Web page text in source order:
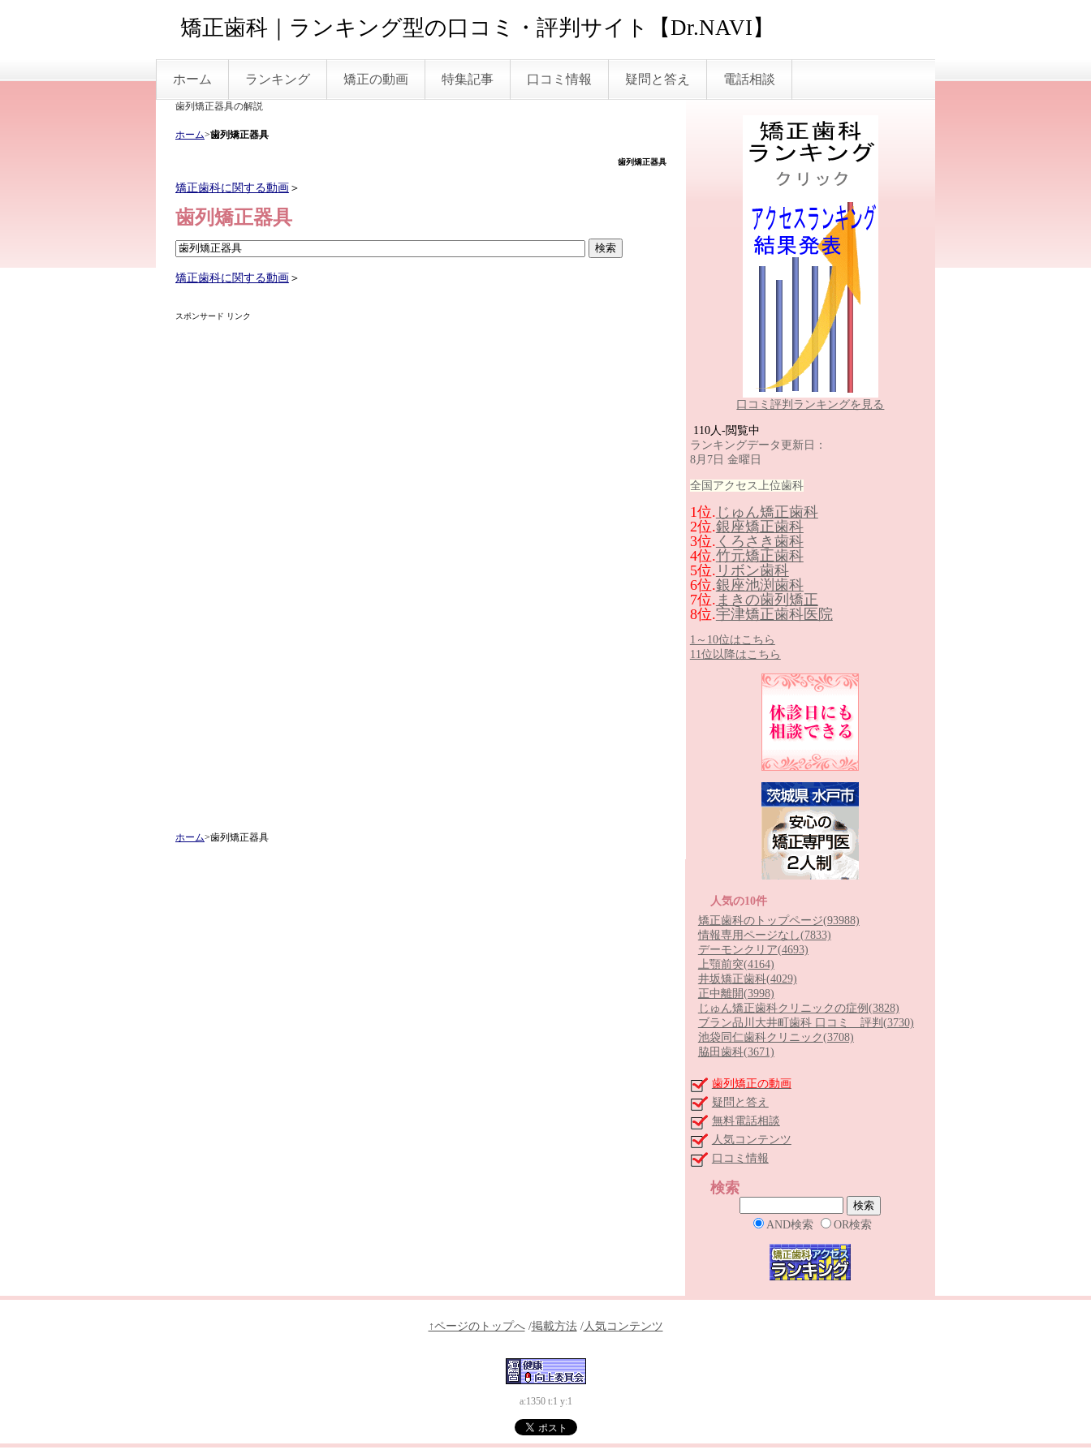
矯正歯科｜ランキング型の口コミ・評判サイト【Dr.NAVI】
ホーム ランキング 矯正の動画 特集記事 口コミ情報 疑問と答え 電話相談
歯列矯正器具の解説
ホーム>歯列矯正器具
歯列矯正器具
矯正歯科に関する動画 ＞
歯列矯正器具
矯正歯科に関する動画 ＞
スポンサード リンク
ホーム>歯列矯正器具
口コミ評判ランキングを見る
110人-閲覧中
ランキングデータ更新日：
8月7日 金曜日
全国アクセス上位歯科
1位. じゅん矯正歯科
2位.銀座矯正歯科
3位. くろさき歯科
4位.竹元矯正歯科
5位. リボン歯科
6位.銀座池渕歯科
7位. まきの歯列矯正
8位.宇津矯正歯科医院
1～10位はこちら
11位以降はこちら
人気の10件
矯正歯科のトップページ(93988)
情報専用ページなし(7833)
デーモンクリア(4693)
上顎前突(4164)
井坂矯正歯科(4029)
正中離開(3998)
じゅん矯正歯科クリニックの症例 (3828)
ブラン品川大井町歯科 口コミ 評判 (3730)
池袋同仁歯科クリニック(3708)
脇田歯科(3671)
歯列矯正の動画
疑問と答え
無料電話相談
人気コンテンツ
口コミ情報
検索
AND検索 OR検索
↑ページのトップへ/掲載方法/人気コンテンツ
a:1350 t:1 y:1